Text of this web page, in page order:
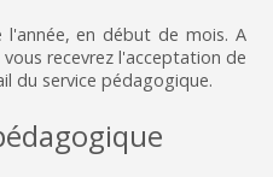
en début de mois. A
recevrez l'acceptation de
du service pédagogique.